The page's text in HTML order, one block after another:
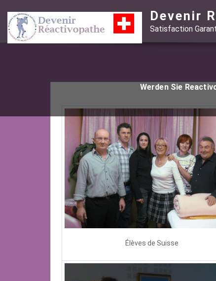
content
Devenir
Satisfaction
Werden Sie
Élèves de Suisse